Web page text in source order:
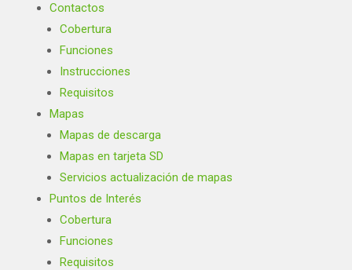
Contactos
Cobertura
Funciones
Instrucciones
Requisitos
Mapas
Mapas de descarga
Mapas en tarjeta SD
Servicios actualización de mapas
Puntos de Interés
Cobertura
Funciones
Requisitos